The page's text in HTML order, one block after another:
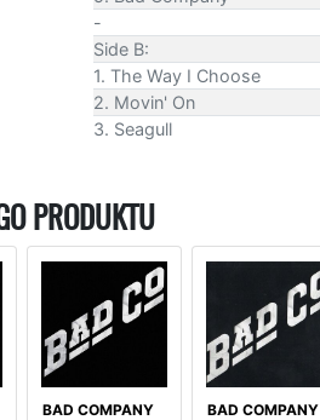
-
Side B:
1. The Way I Choose
2. Movin' On
3. Seagull
PRODUKTU
BAD COMPANY
BAD COMPANY